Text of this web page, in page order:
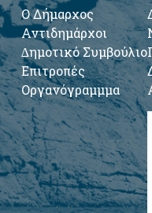
Ο Δήμαρχος
Αντιδημάρχοι
∆ημοτικό Συμβούλιο
Επιτροπές
Οργανόγραμμμα